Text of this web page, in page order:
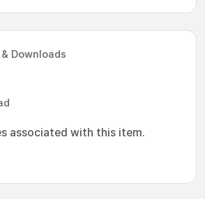
Downloads
associated with this item.